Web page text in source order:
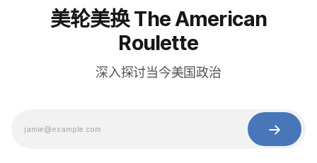
美轮美换 The American
Roulette
深入探讨当今美国政治